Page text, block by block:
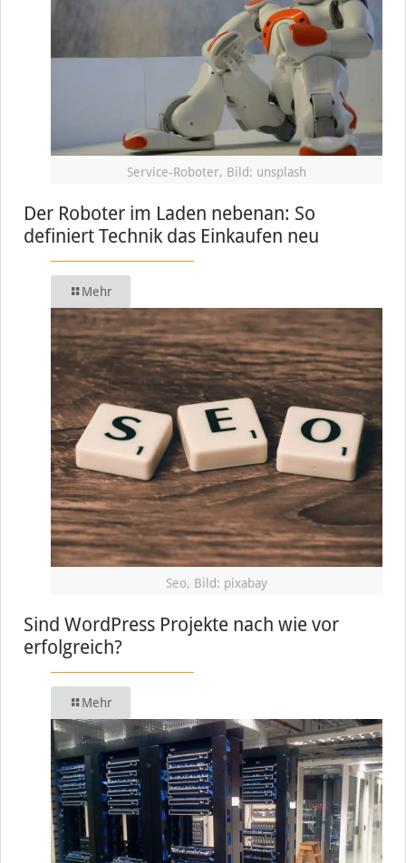
Service-Roboter, Bild: unsplash
Der Roboter im Laden nebenan: So
definiert Technik das Einkaufen neu
Mehr
Seo, Bild: pixabay
Sind WordPress Projekte nach wie vor
erfolgreich?
Mehr